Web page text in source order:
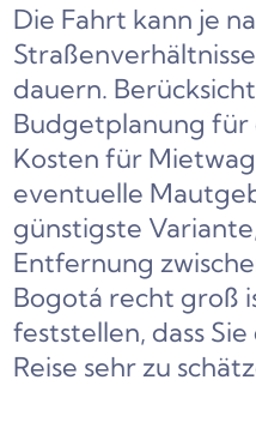
Die Fahrt kann je
dauern.
Budgetplanung für
Kosten für
eventuelle
günstigste
Entfernung
Bogotá recht groß
feststellen, dass
Reise sehr zu